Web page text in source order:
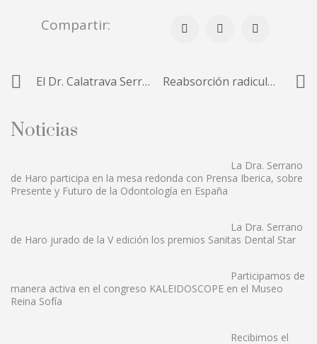
Compartir:
El Dr. Calatrava Serrano de Haro gana el premio a la mejor comunicación oral clínica en SEPA Sevilla 2021 Reabsorción radicular: diagnóstico y tratamiento con Biodentine
Noticias
La Dra. Serrano
de Haro participa en la mesa redonda con Prensa Iberica, sobre
Presente y Futuro de la Odontología en España
La Dra. Serrano
de Haro jurado de la V edición los premios Sanitas Dental Star
Participamos de
manera activa en el congreso KALEIDOSCOPE en el Museo
Reina Sofía
Recibimos el